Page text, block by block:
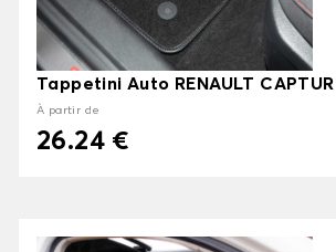
Tappetini Auto RENAULT CAPTUR
À partir de
26.24 €